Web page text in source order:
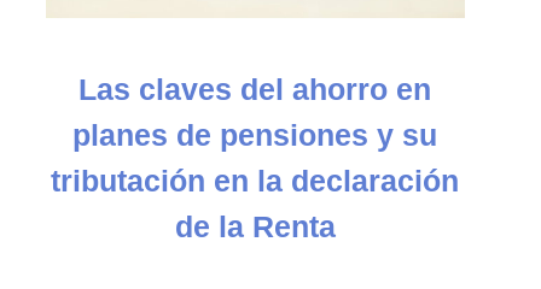
Las claves del ahorro en
planes de pensiones y su
tributación en la declaración
de la Renta